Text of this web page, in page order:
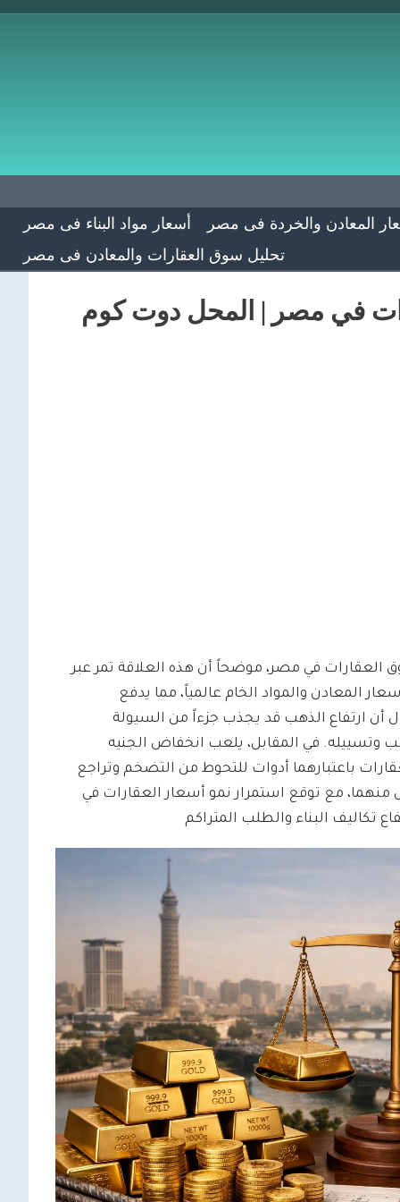
أسعار مواد البناء فى مصر
المعادن والخردة فى مصر
تحليل سوق العقارات والمعادن فى مصر
في مصر | المحل دوت كوم
العقارات في مصر، موضحاً أن هذه العلاقة تمر عبر
المعادن والمواد الخام عالمياً، مما يدفع
أن ارتفاع الذهب قد يجذب جزءاً من السيولة
وتسييله. في المقابل، يلعب انخفاض الجنيه
باعتبارهما أدوات للتحوط من التضخم وتراجع
منهما، مع توقع استمرار نمو أسعار العقارات في